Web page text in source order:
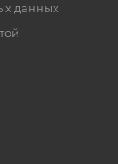
данных